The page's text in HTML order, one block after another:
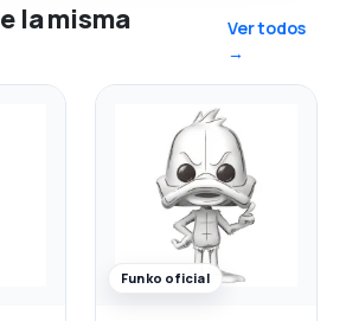
la misma
Ver todos
→
Funko oficial